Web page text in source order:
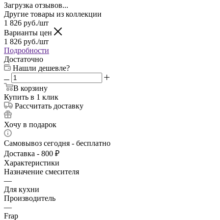
Загрузка отзывов...
Другие товары из коллекции
1 826 руб./шт
Варианты цен
1 826 руб./шт
Подробности
Достаточно
Нашли дешевле?
В корзину
Купить в 1 клик
Рассчитать доставку
Хочу в подарок
Самовывоз сегодня - бесплатно
Доставка - 800 ₽
Характеристики
Назначение смесителя
—
Для кухни
Производитель
—
Frap